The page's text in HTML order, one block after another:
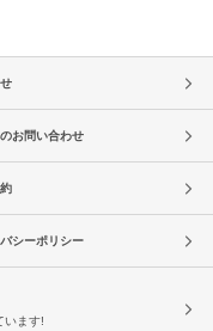
お問い合わせ
シーポリシー
います!